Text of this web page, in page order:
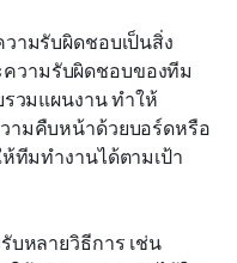
ามรับผิดชอบเป็นสิ่ง
รวมแผนงาน ทำให้
ามคืบหน้าด้วยบอร์ดหรือ
ทีมทำงานได้ตามเป้า
บหลายวิธีการ เช่น